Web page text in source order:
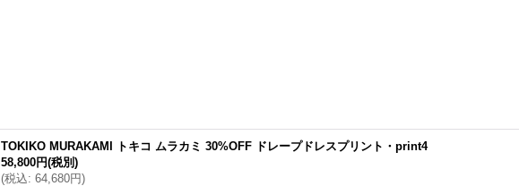
TOKIKO MURAKAMI トキコ ムラカミ 30%OFF ドレープドレスプリント・print4
58,800円(税別)
(税込: 64,680円)